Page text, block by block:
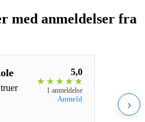
med anmeldelser fra
5,0
★ ★ ★ ★ ★
1 anmeldelse
Anmeld ›